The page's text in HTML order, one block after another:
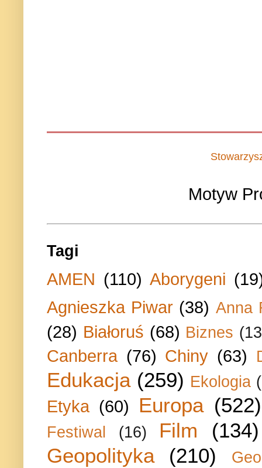
Motyw
Tagi
AMEN (110) Aborygeni
Agnieszka Piwar (38) Anna
(28) Białoruś (68) Biznes
Canberra (76) Chiny (63)
Edukacja (259) Ekologia
Etyka (60) Europa (522)
Festiwal (16) Film
(134)
Geopolityka
(210)